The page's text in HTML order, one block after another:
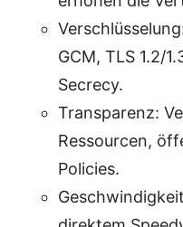
GCM, TLS 1.2/
Secrecy.
Transparenz:
Ressourcen,
Policies.